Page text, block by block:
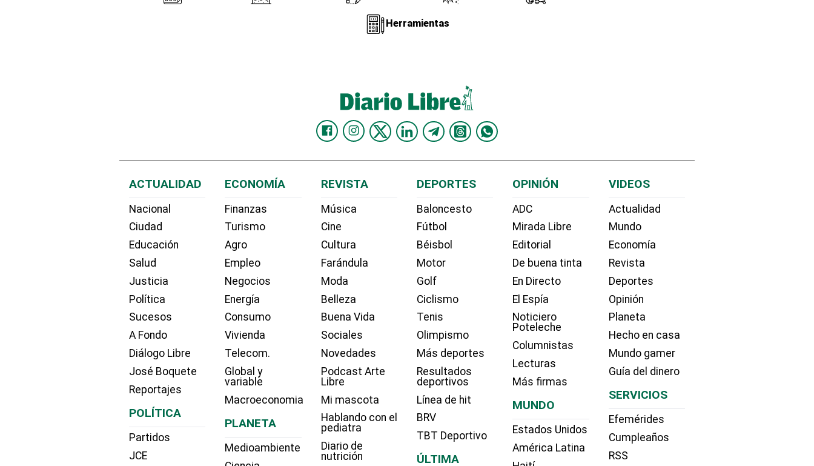
Herramientas
ACTUALIDAD
Nacional
Ciudad
Educación
Salud
Justicia
Política
Sucesos
A Fondo
Diálogo Libre
José Boquete
Reportajes
POLÍTICA
Partidos
JCE
ECONOMÍA
Finanzas
Turismo
Agro
Empleo
Negocios
Energía
Consumo
Vivienda
Telecom.
Global y
variable
Macroeconomia
PLANETA
Medioambiente
REVISTA
Música
Cine
Cultura
Farándula
Moda
Belleza
Buena Vida
Sociales
Novedades
Podcast Arte
Libre
Mi mascota
Hablando con el
pediatra
Diario de
nutrición
DEPORTES
Baloncesto
Fútbol
Béisbol
Motor
Golf
Ciclismo
Tenis
Olimpismo
Más deportes
Resultados
deportivos
Línea de hit
BRV
TBT Deportivo
ÚLTIMA
OPINIÓN
ADC
Mirada Libre
Editorial
De buena tinta
En Directo
El Espía
Noticiero
Poteleche
Columnistas
Lecturas
Más firmas
MUNDO
Estados Unidos
América Latina
VIDEOS
Actualidad
Mundo
Economía
Revista
Deportes
Opinión
Planeta
Hecho en casa
Mundo gamer
Guía del dinero
SERVICIOS
Efemérides
Cumpleaños
RSS